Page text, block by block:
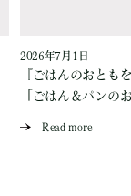
2026年7月1日
『ごはんのおとも
「ごはん＆パンの
Read more